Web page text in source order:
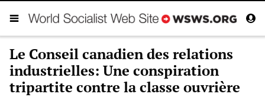
Le Conseil canadien des relations
industrielles: Une conspiration
tripartite contre la classe ouvrière